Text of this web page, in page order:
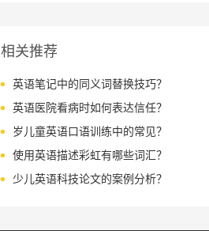
相关推荐
英语笔记中的同义词替换技巧？
英语医院看病时如何表达信任？
岁儿童英语口语训练中的常见？
使用英语描述彩虹有哪些词汇？
少儿英语科技论文的案例分析？